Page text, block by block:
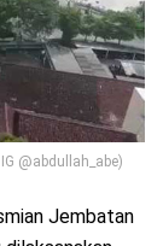
@abdullah_abe)
Jembatan